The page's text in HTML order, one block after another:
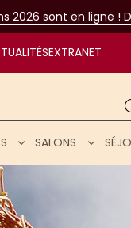
2026 sont en ligne !
EXTRANET
SALONS